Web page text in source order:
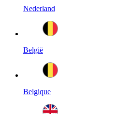
Nederland
België
Belgique